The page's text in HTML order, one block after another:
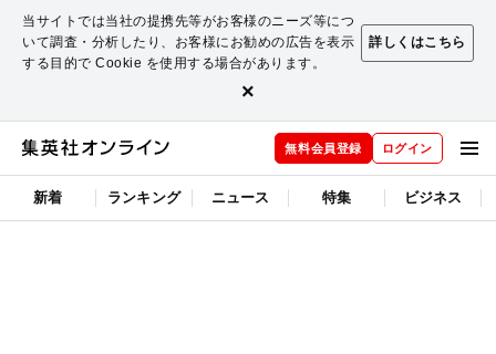
当サイトでは当社の提携先等がお客様のニーズ等につ
いて調査・分析したり、お客様にお勧めの広告を表示
する目的で Cookie を使用する場合があります。
詳しくはこちら
×
無料会員登録 ログイン
新着 ランキング ニュース 特集 ビジネス